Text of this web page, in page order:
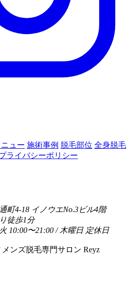
ュー 施術事例 脱毛部位 全身脱毛
ライバシーポリシー
町4-18 イノウエNo.3ビル4階
徒歩1分
10:00〜21:00 / 木曜日 定休日
ンズ脱毛専門サロン Reyz